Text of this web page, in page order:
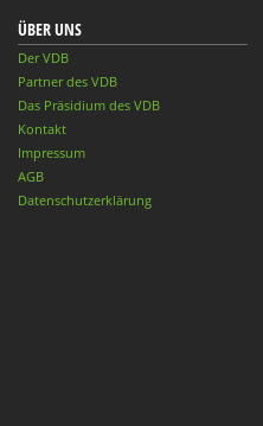
ÜBER UNS
Der VDB
Partner des VDB
Das Präsidium des VDB
Kontakt
Impressum
AGB
Datenschutzerklärung